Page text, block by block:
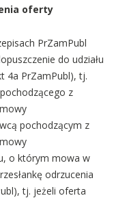
oferty
PrZamPubl
do udziału
4a PrZamPubl), tj.
z
pochodzącym z
o którym mowa w
odrzucenia
tj. jeżeli oferta